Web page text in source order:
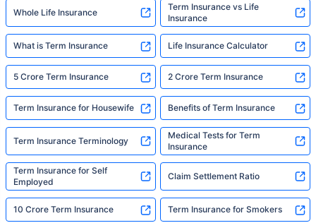
Whole Life Insurance
Term Insurance vs Life
Insurance
What is Term Insurance Life Insurance Calculator
5 Crore Term Insurance 2 Crore Term Insurance
Term Insurance for Housewife Benefits of Term Insurance
Term Insurance Terminology
Medical Tests for Term
Insurance
Term Insurance for Self
Employed
Claim Settlement Ratio
10 Crore Term Insurance Term Insurance for Smokers